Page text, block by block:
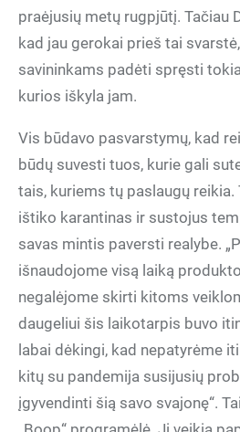
praėjusių metų rugpjūtį. Tačiau
kad jau gerokai prieš tai
savininkams padėti spręsti
kurios iškyla jam.
Vis būdavo pasvarstymų, kad
būdų suvesti tuos, kurie gali
tais, kuriems tų paslaugų reikia.
ištiko karantinas ir sustojus
savas mintis paversti realybe.
išnaudojome visą laiką
negalėjome skirti kitoms
daugeliui šis laikotarpis buvo
labai dėkingi, kad nepatyrėme
kitų su pandemija susijusių
įgyvendinti šią savo svajonę“.